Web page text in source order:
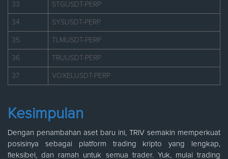
33 STGUSDT-PERP
34 SYSUSDT-PERP
35 TLMUSDT-PERP
36 TRUUSDT-PERP
37 VOXELUSDT-PERP
Kesimpulan
Dengan penambahan aset baru ini, TRIV semakin memperkuat
posisinya sebagai platform trading kripto yang lengkap,
fleksibel, dan ramah untuk semua trader. Yuk, mulai trading